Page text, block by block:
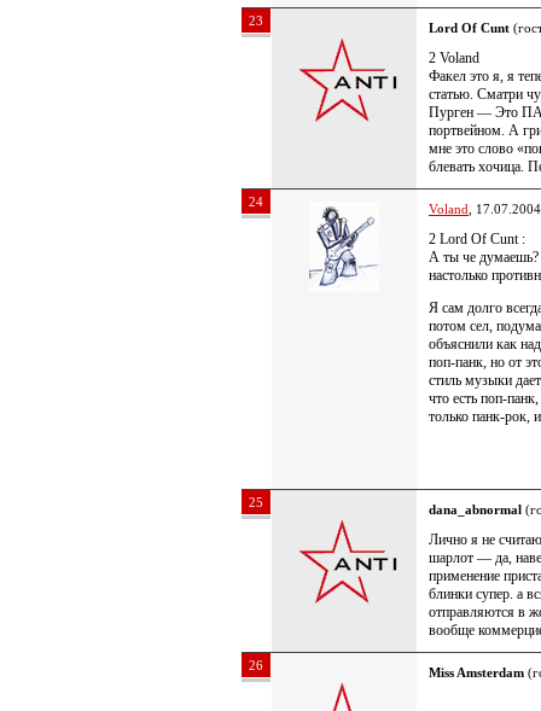
23 Lord Of Cunt
2 Voland
Факел это я, я
статью. Сматри
Пурген — Это
портвейном. А
мне это слово
блевать хочица.
24 Voland ,
2 Lord Of Cunt :
А ты че думаешь?
настолько
Я сам долго
потом сел,
объяснили как
поп-панк, но от
стиль музыки
что есть поп-
только панк-рок,
25 dana_abnormal
Лично я не
шарлот — да,
применение
блинки супер. а
отправляются в
вообще
26 Miss Amsterdam